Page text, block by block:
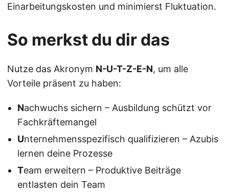
Einarbeitungskosten und minimierst Fluktuation.
So merkst du dir das
Nutze das Akronym N-U-T-Z-E-N, um alle
Vorteile präsent zu haben:
Nachwuchs sichern – Ausbildung schützt vor
Fachkräftemangel
Unternehmensspezifisch qualifizieren – Azubis
lernen deine Prozesse
Team erweitern – Produktive Beiträge
entlasten dein Team